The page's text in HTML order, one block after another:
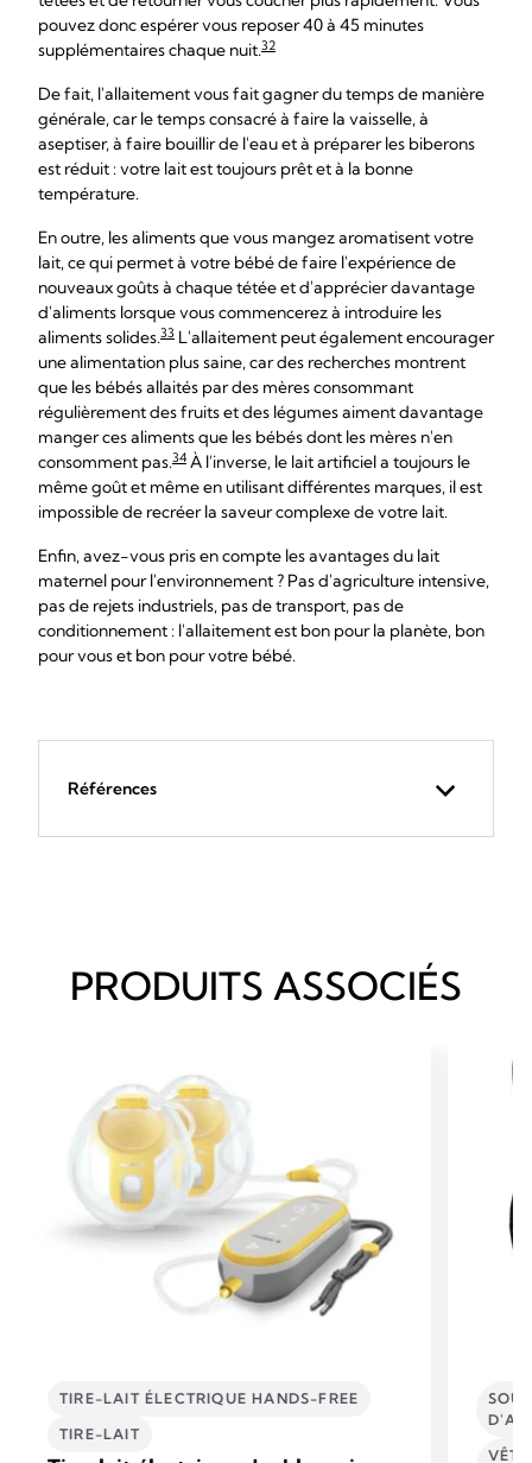
pouvez donc espérer vous reposer 40 à 45 minutes
supplémentaires chaque nuit.32
De fait, l'allaitement vous fait gagner du temps de manière
générale, car le temps consacré à faire la vaisselle, à
aseptiser, à faire bouillir de l'eau et à préparer les biberons
est réduit : votre lait est toujours prêt et à la bonne
température.
En outre, les aliments que vous mangez aromatisent votre
lait, ce qui permet à votre bébé de faire l'expérience de
nouveaux goûts à chaque tétée et d'apprécier davantage
d'aliments lorsque vous commencerez à introduire les
aliments solides.33 L'allaitement peut également encourager
une alimentation plus saine, car des recherches montrent
que les bébés allaités par des mères consommant
régulièrement des fruits et des légumes aiment davantage
manger ces aliments que les bébés dont les mères n'en
consomment pas.34 À l'inverse, le lait artificiel a toujours le
même goût et même en utilisant différentes marques, il est
impossible de recréer la saveur complexe de votre lait.
Enfin, avez-vous pris en compte les avantages du lait
maternel pour l'environnement ? Pas d'agriculture intensive,
pas de rejets industriels, pas de transport, pas de
conditionnement : l'allaitement est bon pour la planète, bon
pour vous et bon pour votre bébé.
Références
PRODUITS ASSOCIÉS
TIRE-LAIT ÉLECTRIQUE HANDS-FREE
TIRE-LAIT